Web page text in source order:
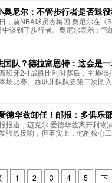
尼尔：不管步行者是否退
之一
，前NBA球员杰梅因·奥尼尔在《
谈到了步行者。奥尼尔表示：“我
区号），这号码我用了18年了，
者球员。不管他们是否会退役...
队？德拉富恩特：这会是
决赛
班牙2-1战胜比利时赛后，主帅德
场比赛。西班牙队队史第二次闯入
年做到过一次，而且那年我们最
入史册的成就。我想先问问您本场
德华兹卸任！邮报：多俱乐
完成
报道，迈克尔·爱德华兹离开利物
强烈反响，但事实上，他的核心
现代史上最具影响力的人物之一，
于周五正式确认，他将卸任足球运
1 2 3 4 5 下